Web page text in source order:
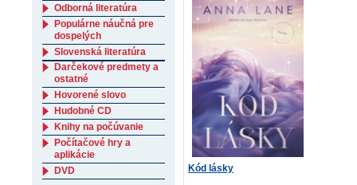
Kód lásky
Odborná literatúra
Populárne náučná pre
dospelých
Slovenská literatúra
Darčekové predmety a
ostatné
Hovorené slovo
Hudobné CD
Knihy na počúvanie
Počítačové hry a
aplikácie
DVD